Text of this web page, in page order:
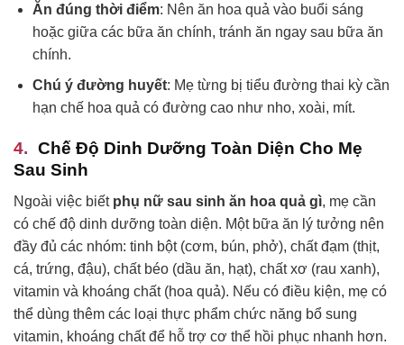
Ăn đúng thời điểm: Nên ăn hoa quả vào buổi sáng
hoặc giữa các bữa ăn chính, tránh ăn ngay sau bữa ăn
chính.
Chú ý đường huyết: Mẹ từng bị tiểu đường thai kỳ cần
hạn chế hoa quả có đường cao như nho, xoài, mít.
Chế Độ Dinh Dưỡng Toàn Diện Cho Mẹ
Sau Sinh
Ngoài việc biết phụ nữ sau sinh ăn hoa quả gì, mẹ cần
có chế độ dinh dưỡng toàn diện. Một bữa ăn lý tưởng nên
đầy đủ các nhóm: tinh bột (cơm, bún, phở), chất đạm (thịt,
cá, trứng, đậu), chất béo (dầu ăn, hạt), chất xơ (rau xanh),
vitamin và khoáng chất (hoa quả). Nếu có điều kiện, mẹ có
thể dùng thêm các loại thực phẩm chức năng bổ sung
vitamin, khoáng chất để hỗ trợ cơ thể hồi phục nhanh hơn.